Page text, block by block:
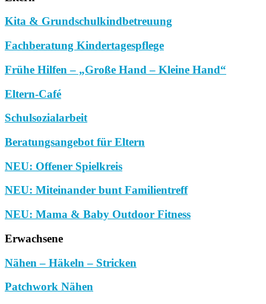
Kita & Grundschulkindbetreuung
Fachberatung Kindertagespflege
Frühe Hilfen – „Große Hand – Kleine Hand“
Eltern-Café
Schulsozialarbeit
Beratungsangebot für Eltern
NEU: Offener Spielkreis
NEU: Miteinander bunt Familientreff
NEU: Mama & Baby Outdoor Fitness
Erwachsene
Nähen – Häkeln – Stricken
Patchwork Nähen